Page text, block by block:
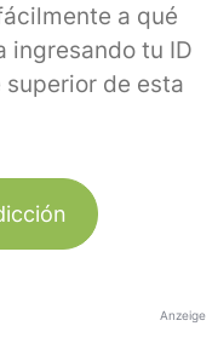
a qué
ingresando tu ID
de esta
Anzeige